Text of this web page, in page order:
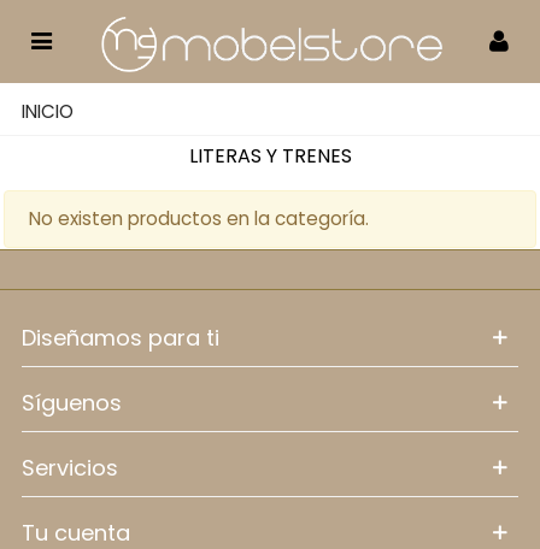
INICIO
LITERAS Y TRENES
No existen productos en la categoría.
diseñamos para ti
síguenos
servicios
tu cuenta